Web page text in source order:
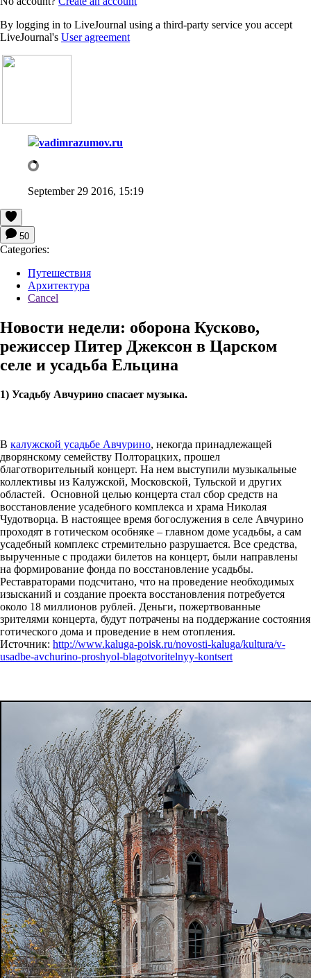
By logging in to LiveJournal using a third-party service you accept
LiveJournal's User agreement
vadimrazumov.ru
September 29 2016, 15:19
50
Categories:
Путешествия
Архитектура
Cancel
Новости недели: оборона Кусково,
режиссер Питер Джексон в Царском
селе и усадьба Ельцина
1) Усадьбу Авчурино спасает музыка.
В калужской усадьбе Авчурино, некогда принадлежащей
дворянскому семейству Полторацких, прошел
благотворительный концерт. На нем выступили музыкальные
коллективы из Калужской, Московской, Тульской и других
областей. Основной целью концерта стал сбор средств на
восстановление усадебного комплекса и храма Николая
Чудотворца. В настоящее время богослужения в селе Авчурино
проходят в готическом особняке – главном доме усадьбы, а сам
усадебный комплекс стремительно разрушается. Все средства,
вырученные с продажи билетов на концерт, были направлены
на формирование фонда по восстановление усадьбы.
Реставраторами подсчитано, что на проведение необходимых
изысканий и создание проекта восстановления потребуется
около 18 миллионов рублей. Деньги, пожертвованные
зрителями концерта, будут потрачены на поддержание состояния
готического дома и проведение в нем отопления.
Источник: http://www.kaluga-poisk.ru/novosti-kaluga/kultura/v-
usadbe-avchurino-proshyol-blagotvoritelnyy-kontsert